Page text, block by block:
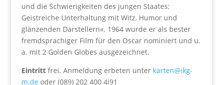
und die Schwierigkeiten des jungen Staates:
Geistreiche Unterhaltung mit Witz, Humor und
glänzenden Darstellern«. 1964 wurde er als bester
fremdsprachiger Film für den Oscar nominiert und u.
a. mit 2 Golden Globes ausgezeichnet.
Eintritt frei. Anmeldung erbeten unter karten@ikg-
m.de oder (089) 202 400 4i91